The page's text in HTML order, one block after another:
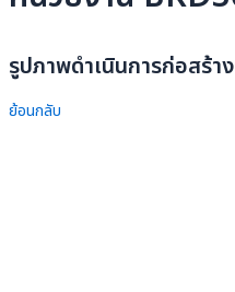
รูปภาพดำเนินการก่อสร้า
ย้อนกลับ